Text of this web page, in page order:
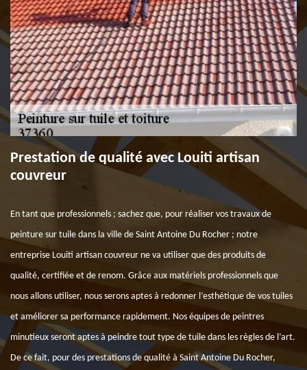
Prestation de qualité avec Louiti artisan
couvreur
En tant que professionnels ; sachez que, pour réaliser vos travaux de
peinture sur tuile dans la ville de Saint Antoine Du Rocher ; notre
entreprise Louiti artisan couvreur ne va utiliser que des produits de
qualité, certifiée et de renom. Grâce aux matériels professionnels que
nous allons utiliser, nous serons aptes à redonner l’esthétique de vos tuiles
et améliorer sa performance rapidement. Nos équipes de peintres
minutieux seront aptes à peindre tout type de tuile dans les règles de l’art.
De ce fait, pour des prestations de qualité à Saint Antoine Du Rocher,